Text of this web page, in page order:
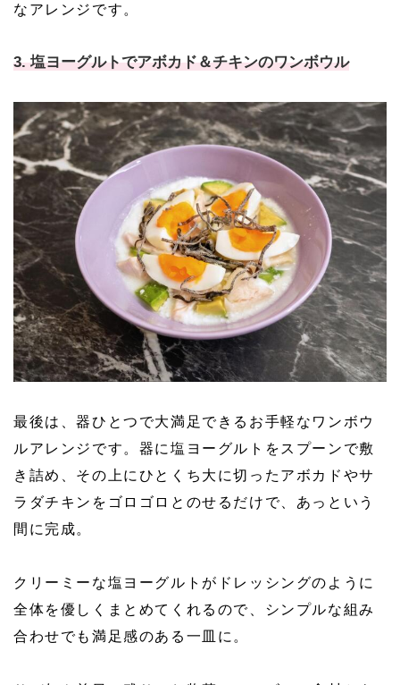
なアレンジです。
3. 塩ヨーグルトでアボカド＆チキンのワンボウル
最後は、器ひとつで大満足できるお手軽なワンボウ
ルアレンジです。器に塩ヨーグルトをスプーンで敷
き詰め、その上にひとくち大に切ったアボカドやサ
ラダチキンをゴロゴロとのせるだけで、あっという
間に完成。
クリーミーな塩ヨーグルトがドレッシングのように
全体を優しくまとめてくれるので、シンプルな組み
合わせでも満足感のある一皿に。